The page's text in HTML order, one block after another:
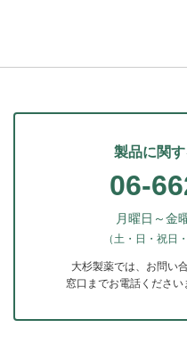
製品に関
06-
月曜日～金
（土・日・祝日
大杉製薬では、お問い
窓口までお電話ください